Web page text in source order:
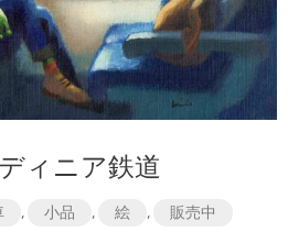
ィニア鉄道
, 小品 , 絵 , 販売中